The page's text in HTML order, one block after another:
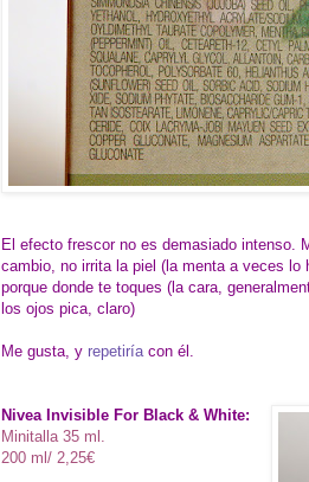
El efecto frescor no es demasiado intenso.
cambio, no irrita la piel (la menta a veces
porque donde te toques (la cara,
los ojos pica, claro)
Me gusta, y repetiríacon él.
Nivea Invisible For Black & White:
Minitalla 35 ml.
200 ml/ 2,25€